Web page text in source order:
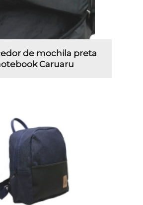
de mochila preta
Caruaru